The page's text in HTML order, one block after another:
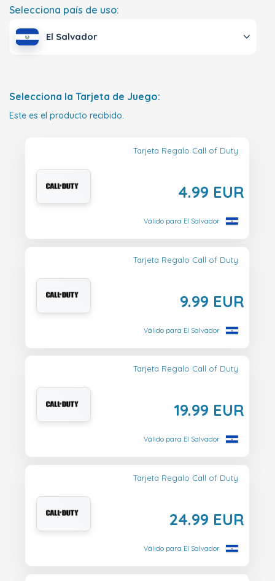
Selecciona país de uso:
El Salvador
Selecciona la Tarjeta de Juego:
Este es el producto recibido.
Tarjeta Regalo Call of Duty
4.99 EUR
Válido para El Salvador
Tarjeta Regalo Call of Duty
9.99 EUR
Válido para El Salvador
Tarjeta Regalo Call of Duty
19.99 EUR
Válido para El Salvador
Tarjeta Regalo Call of Duty
24.99 EUR
Válido para El Salvador